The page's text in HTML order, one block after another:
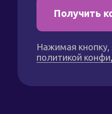
Политика конфиденциальности